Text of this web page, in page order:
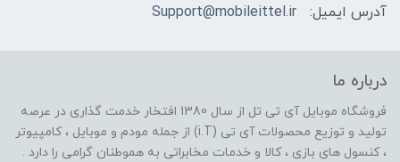
آدرس ایمیل:
Support@mobileittel.ir
درباره ما
فروشگاه موبایل آی تی تل از سال 1380 افتخار خدمت گذاری در عرصه
تولید و توزیع محصولات آی تی (i.T) از جمله مودم و موبایل ، کامپیوتر
، کنسول های بازی ، کالا و خدمات مخابراتی به هموطنان گرامی را دارد .